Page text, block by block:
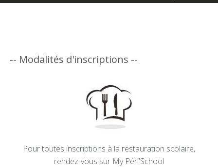
-- Modalités d'inscriptions --
Pour toutes inscriptions à la restauration scolaire,
rendez-vous sur My Péri'School